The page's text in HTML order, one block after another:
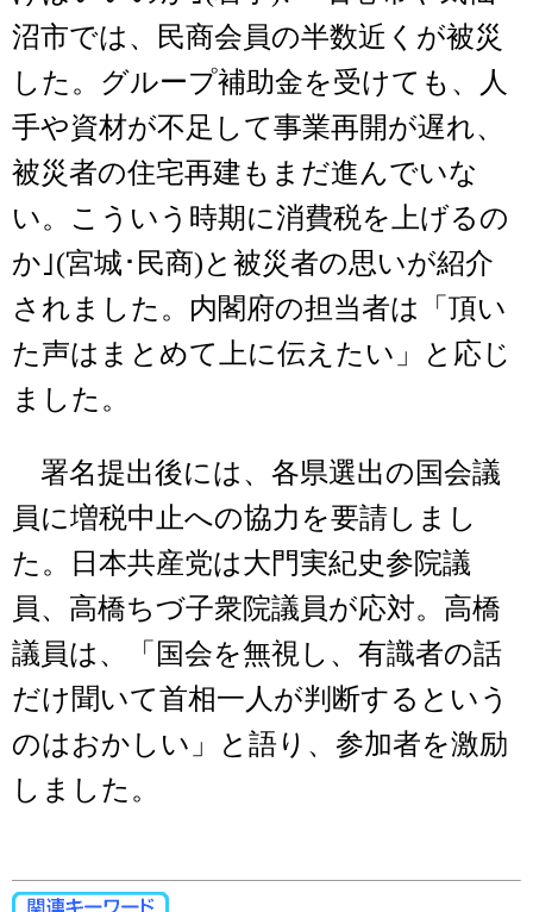
沼市では、民商会員の半数近くが被災
した。グループ補助金を受けても、人
手や資材が不足して事業再開が遅れ、
被災者の住宅再建もまだ進んでいな
い。こういう時期に消費税を上げるの
か｣(宮城･民商)と被災者の思いが紹介
されました。内閣府の担当者は「頂い
た声はまとめて上に伝えたい」と応じ
ました。
署名提出後には、各県選出の国会議
員に増税中止への協力を要請しまし
た。日本共産党は大門実紀史参院議
員、高橋ちづ子衆院議員が応対。高橋
議員は、「国会を無視し、有識者の話
だけ聞いて首相一人が判断するという
のはおかしい」と語り、参加者を激励
しました。